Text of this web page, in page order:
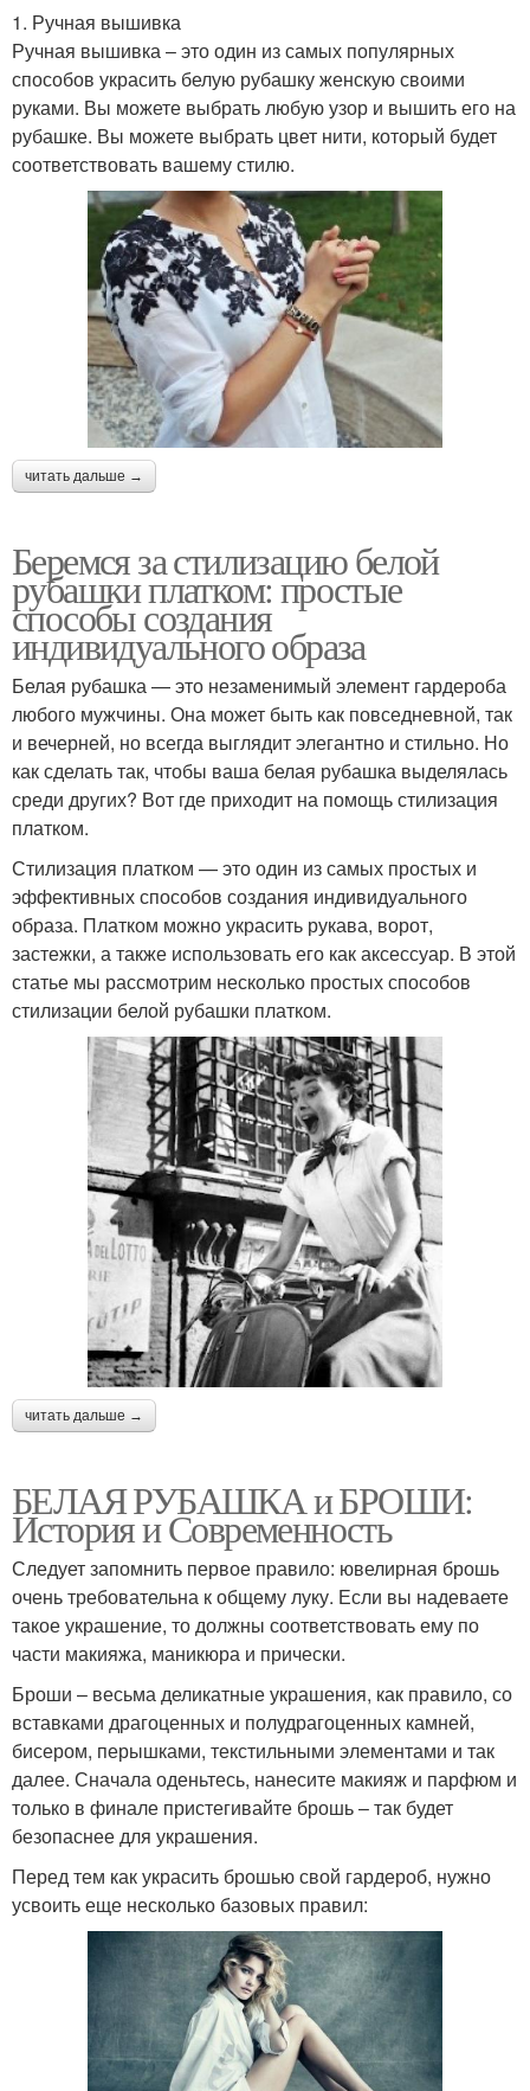
1. Ручная вышивка
Ручная вышивка – это один из самых популярных
способов украсить белую рубашку женскую своими
руками. Вы можете выбрать любую узор и вышить его на
рубашке. Вы можете выбрать цвет нити, который будет
соответствовать вашему стилю.
читать дальше →
Беремся за стилизацию белой
рубашки платком: простые
способы создания
индивидуального образа
Белая рубашка — это незаменимый элемент гардероба
любого мужчины. Она может быть как повседневной, так
и вечерней, но всегда выглядит элегантно и стильно. Но
как сделать так, чтобы ваша белая рубашка выделялась
среди других? Вот где приходит на помощь стилизация
платком.
Стилизация платком — это один из самых простых и
эффективных способов создания индивидуального
образа. Платком можно украсить рукава, ворот,
застежки, а также использовать его как аксессуар. В этой
статье мы рассмотрим несколько простых способов
стилизации белой рубашки платком.
читать дальше →
БЕЛАЯ РУБАШКА и БРОШИ:
История и Современность
Следует запомнить первое правило: ювелирная брошь
очень требовательна к общему луку. Если вы надеваете
такое украшение, то должны соответствовать ему по
части макияжа, маникюра и прически.
Броши – весьма деликатные украшения, как правило, со
вставками драгоценных и полудрагоценных камней,
бисером, перышками, текстильными элементами и так
далее. Сначала оденьтесь, нанесите макияж и парфюм и
только в финале пристегивайте брошь – так будет
безопаснее для украшения.
Перед тем как украсить брошью свой гардероб, нужно
усвоить еще несколько базовых правил: